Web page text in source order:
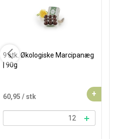
9 stk. Økologiske Marcipanæg
| 90g
60,95 / stk +